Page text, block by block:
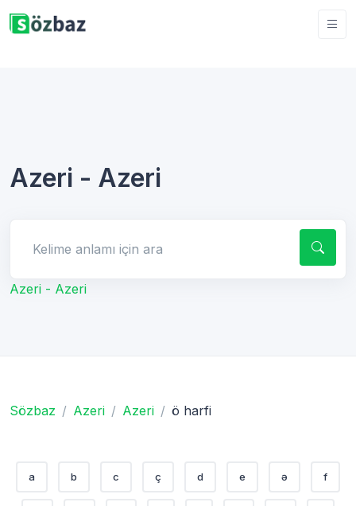
Azeri - Azeri
Azeri - Azeri
Sözbaz Azeri Azeri ö harfi
a b c ç d e ə f